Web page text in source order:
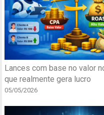
Lances com base no valor
que realmente gera lucro
05/05/2026